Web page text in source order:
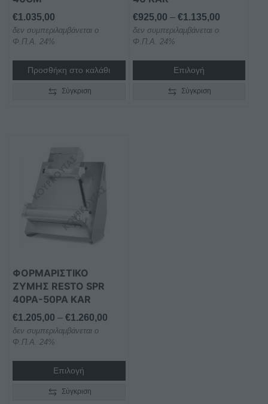
€1.035,00
δεν συμπεριλαμβάνεται ο
Φ.Π.Α. 24%
Προσθήκη στο καλάθι
Σύγκριση
€925,00 – €1.135,00Price
through
δεν συμπεριλαμβάνεται ο
Φ.Π.Α. 24%
Επιλογή
στη
σελίδα
του
προϊόντος
Σύγκριση
ΦΟΡΜΑΡΙΣΤΙΚΟ
ΖΥΜΗΣ RESTO SPR
40PA-50PA KAR
€1.205,00 – €1.260,00
through
δεν συμπεριλαμβάνεται ο
Φ.Π.Α. 24%
Επιλογή
πολλαπλές
παραλλαγές.
να
επιλεγούν
στη
σελίδα
του
προϊόντος
Σύγκριση